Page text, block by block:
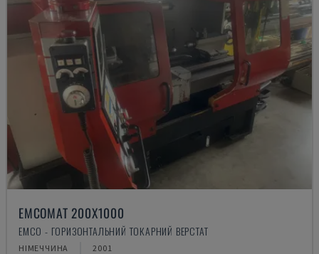
EMCOMAT 200X1000
EMCO - ГОРИЗОНТАЛЬНИЙ ТОКАРНИЙ ВЕРСТАТ
НІМЕЧЧИНА 2001